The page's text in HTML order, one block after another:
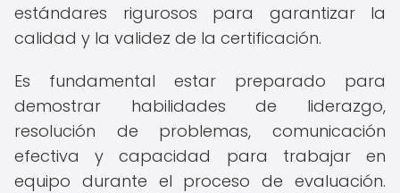
estándares rigurosos para garantizar la
calidad y la validez de la certificación.
Es fundamental estar preparado para
demostrar habilidades de liderazgo,
resolución de problemas, comunicación
efectiva y capacidad para trabajar en
equipo durante el proceso de evaluación.